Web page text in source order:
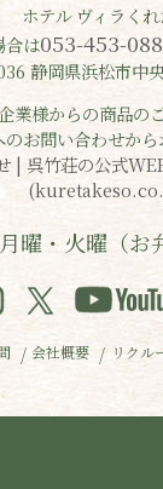
ホテル ヴィラく
合は053-453-
静岡県浜松市中
業様からの商品の
のお問い合わせか
| 呉竹荘の公式
・火曜（お
会社概要 リクル